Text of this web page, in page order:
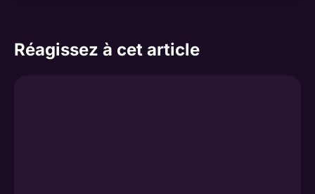
Réagissez à cet article